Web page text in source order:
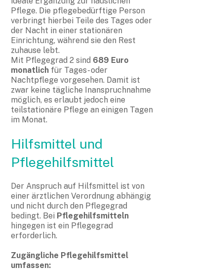
Pflege. Die pflegebedürftige Person
verbringt hierbei Teile des Tages oder
der Nacht in einer stationären
Einrichtung, während sie den Rest
zuhause lebt.
Mit Pflegegrad 2 sind 689 Euro
monatlich für Tages- oder
Nachtpflege vorgesehen. Damit ist
zwar keine tägliche Inanspruchnahme
möglich, es erlaubt jedoch eine
teilstationäre Pflege an einigen Tagen
im Monat.
Hilfsmittel und
Pflegehilfsmittel
Der Anspruch auf Hilfsmittel ist von
einer ärztlichen Verordnung abhängig
und nicht durch den Pflegegrad
bedingt. Bei Pflegehilfsmitteln
hingegen ist ein Pflegegrad
erforderlich.
Zugängliche Pflegehilfsmittel
umfassen: